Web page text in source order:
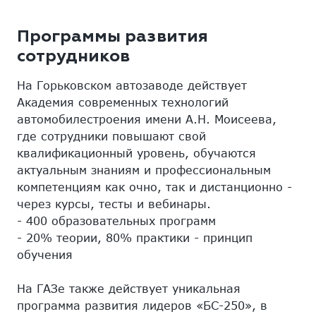
Программы развития
сотрудников
На Горьковском автозаводе действует
Академия современных технологий
автомобилестроения имени А.Н. Моисеева,
где сотрудники повышают свой
квалификационный уровень, обучаются
актуальным знаниям и профессиональным
компетенциям как очно, так и дистанционно -
через курсы, тесты и вебинары.
- 400 образовательных программ
- 20% теории, 80% практики - принцип
обучения
На ГАЗе также действует уникальная
программа развития лидеров «БС-250», в